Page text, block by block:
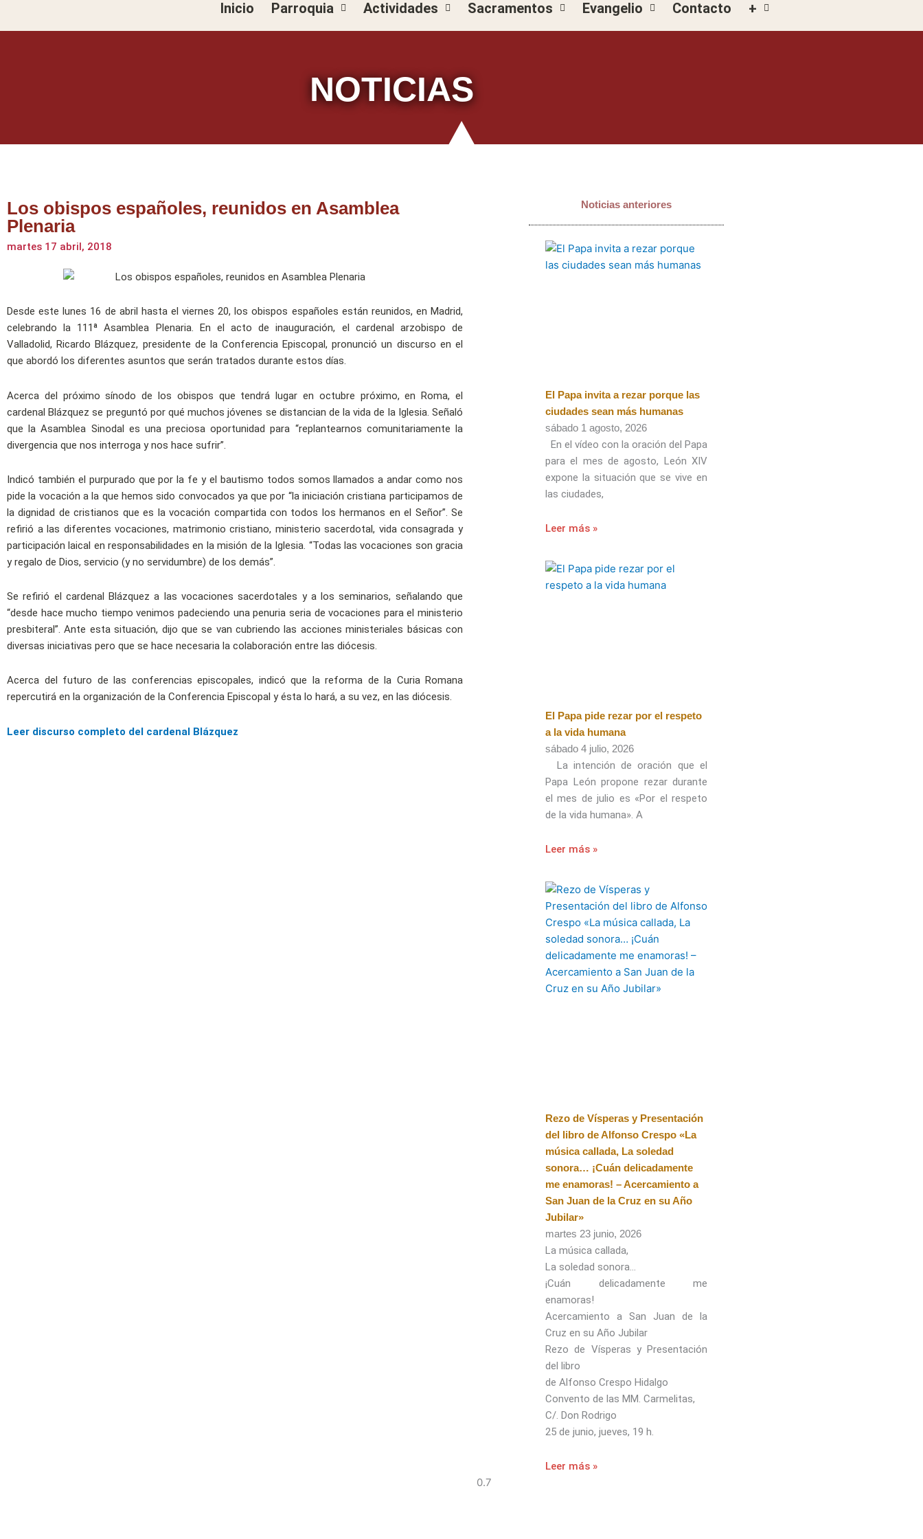
Inicio Parroquia Actividades Sacramentos Evangelio Contacto +
NOTICIAS
Los obispos españoles, reunidos en Asamblea
Plenaria
martes 17 abril, 2018
Desde este lunes 16 de abril hasta el viernes 20, los obispos españoles están reunidos, en Madrid,
celebrando la 111ª Asamblea Plenaria. En el acto de inauguración, el cardenal arzobispo de
Valladolid, Ricardo Blázquez, presidente de la Conferencia Episcopal, pronunció un discurso en el
que abordó los diferentes asuntos que serán tratados durante estos días.
Acerca del próximo sínodo de los obispos que tendrá lugar en octubre próximo, en Roma, el
cardenal Blázquez se preguntó por qué muchos jóvenes se distancian de la vida de la Iglesia. Señaló
que la Asamblea Sinodal es una preciosa oportunidad para “replantearnos comunitariamente la
divergencia que nos interroga y nos hace sufrir”.
Indicó también el purpurado que por la fe y el bautismo todos somos llamados a andar como nos
pide la vocación a la que hemos sido convocados ya que por “la iniciación cristiana participamos de
la dignidad de cristianos que es la vocación compartida con todos los hermanos en el Señor”. Se
refirió a las diferentes vocaciones, matrimonio cristiano, ministerio sacerdotal, vida consagrada y
participación laical en responsabilidades en la misión de la Iglesia. “Todas las vocaciones son gracia
y regalo de Dios, servicio (y no servidumbre) de los demás”.
Se refirió el cardenal Blázquez a las vocaciones sacerdotales y a los seminarios, señalando que
“desde hace mucho tiempo venimos padeciendo una penuria seria de vocaciones para el ministerio
presbiteral”. Ante esta situación, dijo que se van cubriendo las acciones ministeriales básicas con
diversas iniciativas pero que se hace necesaria la colaboración entre las diócesis.
Acerca del futuro de las conferencias episcopales, indicó que la reforma de la Curia Romana
repercutirá en la organización de la Conferencia Episcopal y ésta lo hará, a su vez, en las diócesis.
Leer discurso completo del cardenal Blázquez
Noticias anteriores
El Papa invita a rezar porque las
ciudades sean más humanas
sábado 1 agosto, 2026
En el vídeo con la oración del Papa
para el mes de agosto, León XIV
expone la situación que se vive en
las ciudades,
Leer más »
El Papa pide rezar por el respeto
a la vida humana
sábado 4 julio, 2026
La intención de oración que el
Papa León propone rezar durante
el mes de julio es «Por el respeto
de la vida humana». A
Leer más »
Rezo de Vísperas y Presentación
del libro de Alfonso Crespo «La
música callada, La soledad
sonora… ¡Cuán delicadamente
me enamoras! – Acercamiento a
San Juan de la Cruz en su Año
Jubilar»
martes 23 junio, 2026
La música callada,
La soledad sonora…
¡Cuán delicadamente me
enamoras!
Acercamiento a San Juan de la
Cruz en su Año Jubilar
Rezo de Vísperas y Presentación
del libro
de Alfonso Crespo Hidalgo
Convento de las MM. Carmelitas,
C/. Don Rodrigo
25 de junio, jueves, 19 h.
Leer más »